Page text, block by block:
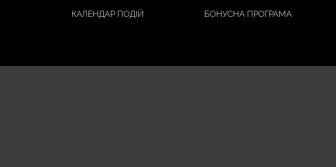
КАЛЕНДАР ПОДІЙ БОНУСНА ПРОГРАМА